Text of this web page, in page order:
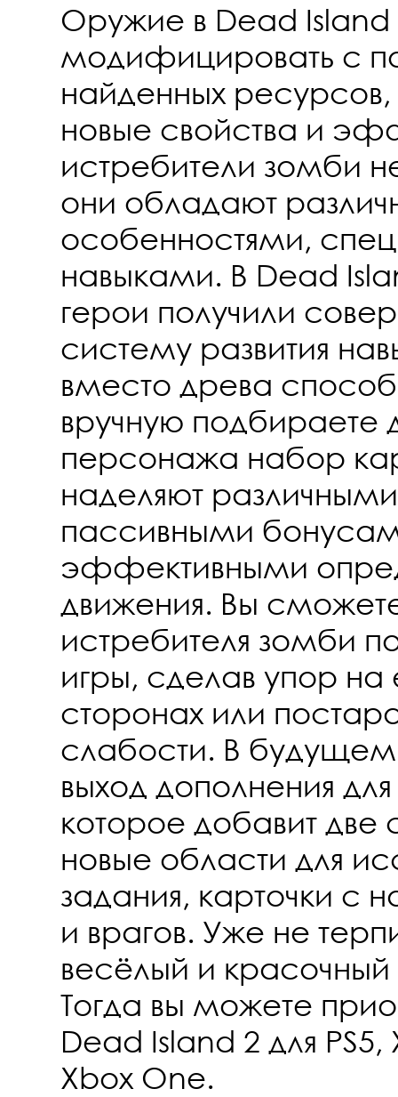
Оружие в Dead
модифицировать с
найденных
новые свойства и
истребители зомби
они обладают
особенностями,
навыками. В Dead
герои получили
систему развития
вместо древа
вручную подбираете
персонажа набор
наделяют
пассивными
эффективными
движения. Вы
истребителя зомби
игры, сделав упор на
сторонах или
слабости. В
выход дополнения
которое добавит две
новые области для
задания, карточки с
и врагов. Уже не
весёлый и
Тогда вы можете
Dead Island 2 для PS5,
Xbox One.